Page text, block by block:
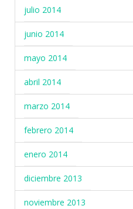
julio 2014
junio 2014
mayo 2014
abril 2014
marzo 2014
febrero 2014
enero 2014
diciembre 2013
noviembre 2013